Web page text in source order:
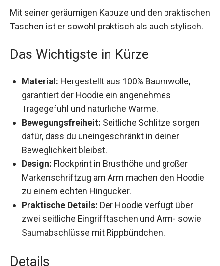
praktischen Taschen ist er sowohl praktisch als
auch stylisch.
Das Wichtigste in Kürze
Material: Hergestellt aus 100% Baumwolle,
garantiert der Hoodie ein angenehmes
Tragegefühl und natürliche Wärme.
Bewegungsfreiheit: Seitliche Schlitze sorgen
dafür, dass du uneingeschränkt in deiner
Beweglichkeit bleibst.
Design: Flockprint in Brusthöhe und großer
Markenschriftzug am Arm machen den
Hoodie zu einem echten Hingucker.
Praktische Details: Der Hoodie verfügt über
zwei seitliche Eingrifftaschen und Arm- sowie
Saumabschlüsse mit Rippbündchen.